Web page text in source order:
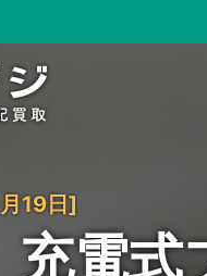
19日]
電式